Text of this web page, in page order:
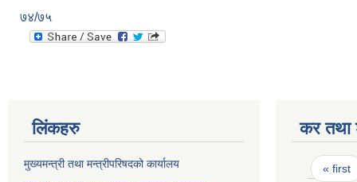
७४/७५
लिंकहरु
मुख्यमन्त्री तथा मन्त्रीपरिषदको कार्यालय
कर
Pages
« first